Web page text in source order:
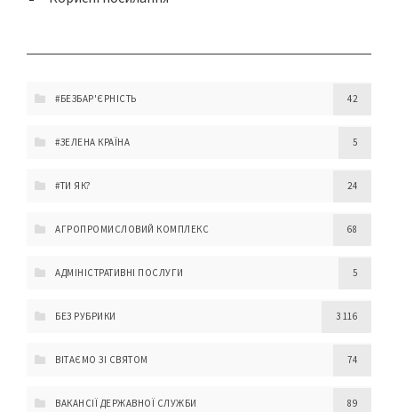
#БЕЗБАР'ЄРНІСТЬ 42
#ЗЕЛЕНА КРАЇНА 5
#ТИ ЯК? 24
АГРОПРОМИСЛОВИЙ КОМПЛЕКС 68
АДМІНІСТРАТИВНІ ПОСЛУГИ 5
БЕЗ РУБРИКИ 3 116
ВІТАЄМО ЗІ СВЯТОМ 74
ВАКАНСІЇ ДЕРЖАВНОЇ СЛУЖБИ 89